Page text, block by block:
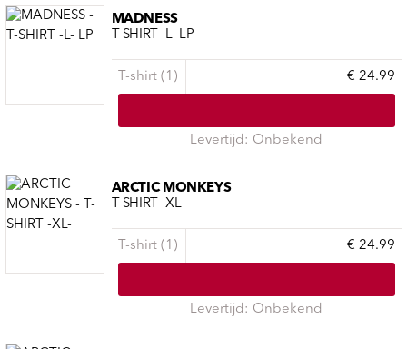
MADNESS
T-SHIRT -L- LP
T-shirt (1) € 24.99
Levertijd: Onbekend
ARCTIC MONKEYS
T-SHIRT -XL-
T-shirt (1) € 24.99
Levertijd: Onbekend